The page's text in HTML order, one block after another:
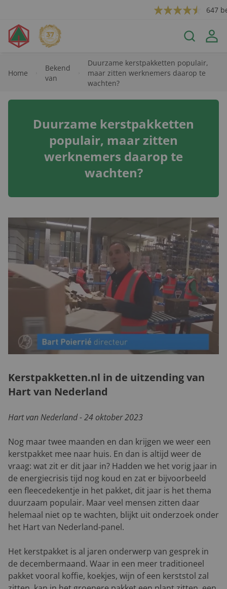
647
Home
Bekend
van
Duurzame kerstpakketten populair,
maar zitten werknemers daarop te
wachten?
Duurzame kerstpakketten
populair, maar zitten
werknemers daarop te
wachten?
Kerstpakketten.nl in de uitzending van
Hart van Nederland
Hart van Nederland - 24 oktober 2023
Nog maar twee maanden en dan krijgen we weer een
kerstpakket mee naar huis. En dan is altijd weer de
vraag: wat zit er dit jaar in? Hadden we het vorig jaar in
de energiecrisis tijd nog koud en zat er bijvoorbeeld
een fleecedekentje in het pakket, dit jaar is het thema
duurzaam populair. Maar veel mensen zitten daar
helemaal niet op te wachten, blijkt uit onderzoek onder
het Hart van Nederland-panel.
Het kerstpakket is al jaren onderwerp van gesprek in
de decembermaand. Waar in een meer traditioneel
pakket vooral koffie, koekjes, wijn of een kerststol zal